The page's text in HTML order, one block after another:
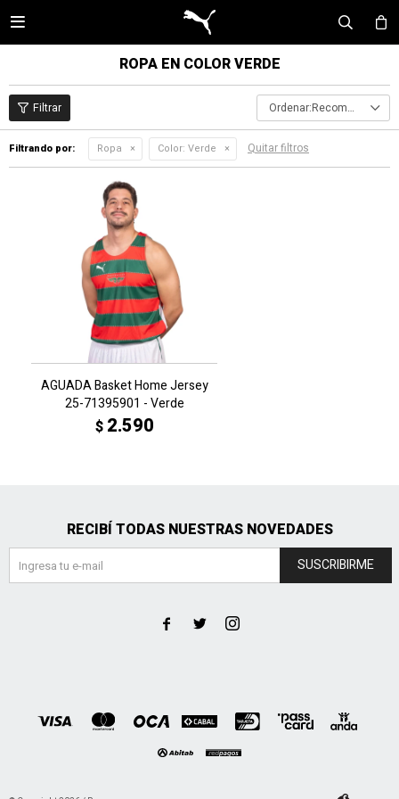

ROPA EN COLOR VERDE
Recomendados
Filtrando por: Ropa Color: Verde Quitar filtros
AGUADA Basket Home Jersey
25-71395901 - Verde
$ 2.590
RECIBÍ TODAS NUESTRAS NOVEDADES
SUSCRIBIRME
  